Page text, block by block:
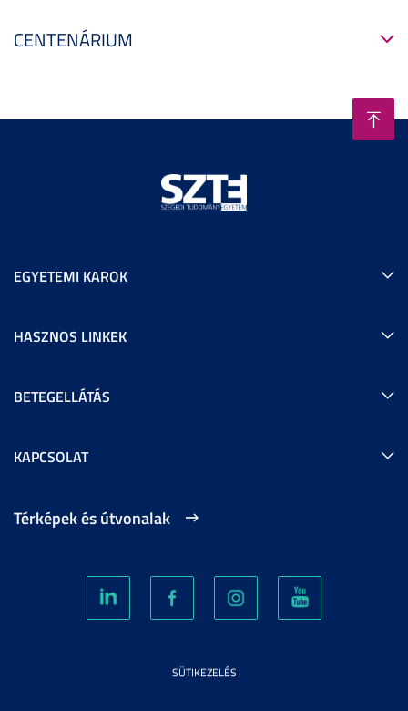
CENTENÁRIUM
EGYETEMI KAROK
HASZNOS LINKEK
BETEGELLÁTÁS
KAPCSOLAT
Térképek és útvonalak
SÜTIKEZELÉS